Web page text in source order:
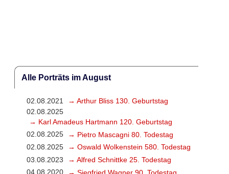
Alle Porträts im August
02.08.2021
→ Arthur Bliss 130. Geburtstag
02.08.2025
→ Karl Amadeus Hartmann 120. Geburtstag
02.08.2025
→ Pietro Mascagni 80. Todestag
02.08.2025
→ Oswald Wolkenstein 580. Todestag
03.08.2023
→ Alfred Schnittke 25. Todestag
04.08.2020
→ Siegfried Wagner 90. Todestag